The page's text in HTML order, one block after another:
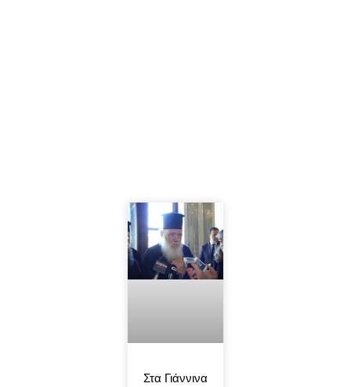
Στα Γιάννινα